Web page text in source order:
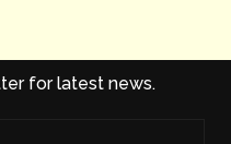
for latest news.